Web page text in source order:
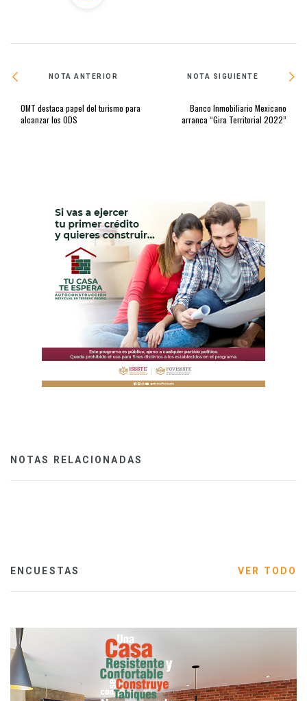
NOTA ANTERIOR
OMT destaca papel del turismo para
alcanzar los ODS
NOTA SIGUIENTE
Banco Inmobiliario Mexicano
arranca “Gira Territorial 2022”
NOTAS RELACIONADAS
ENCUESTAS VER TODO